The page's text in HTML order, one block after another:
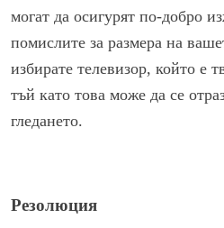
могат да осигурят по-добро
помислите за размера на
избирате телевизор, който е
тъй като това може да се
гледането.
Резолюция